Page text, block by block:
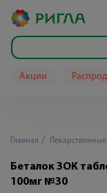
Акции
Главная
Беталок ЗОК
100мг №30